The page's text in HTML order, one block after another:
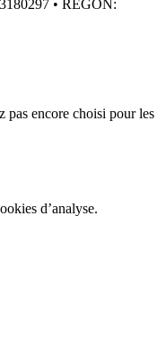
• REGON:
pas encore choisi pour les
d’analyse.